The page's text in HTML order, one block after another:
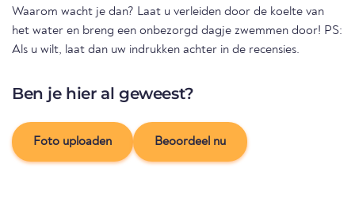
Waarom wacht je dan? Laat u verleiden door de koelte van
het water en breng een onbezorgd dagje zwemmen door! PS:
Als u wilt, laat dan uw indrukken achter in de recensies.
Ben je hier al geweest?
Foto uploaden Beoordeel nu